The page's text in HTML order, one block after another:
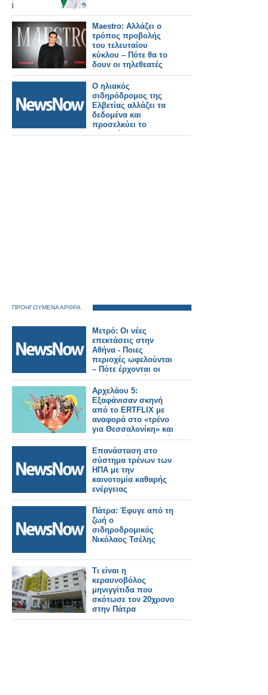
Maestro: Αλλάζει ο
τρόπος προβολής
του τελευταίου
κύκλου – Πότε θα το
δουν οι τηλεθεατές
Ο ηλιακός
σιδηρόδρομος της
Ελβετίας αλλάζει τα
δεδομένα και
προσελκύει το
ενδιαφέρον της
ΠΡΟΗΓΟΥΜΕΝΑ ΑΡΘΡΑ
Μετρό: Οι νέες
επεκτάσεις στην
Αθήνα - Ποιες
περιοχές ωφελούνται
– Πότε έρχονται οι
πρώτοι καινούριοι
συρμοί
Αρχελάου 5:
Εξαφάνισαν σκηνή
από το ERTFLIX με
αναφορά στο «τρένο
για Θεσσαλονίκη» και
την επανέφεραν μετά
από διαμαρτυρία των
δημιουργών
Επανάσταση στο
σύστημα τρένων των
ΗΠΑ με την
καινοτομία καθαρής
ενέργειας
Πάτρα: Έφυγε από τη
ζωή ο
σιδηροδρομικός
Νικόλαος Τσέλης
Τι είναι η
κεραυνοβόλος
μηνιγγίτιδα που
σκότωσε τον 20χρονο
στην Πάτρα